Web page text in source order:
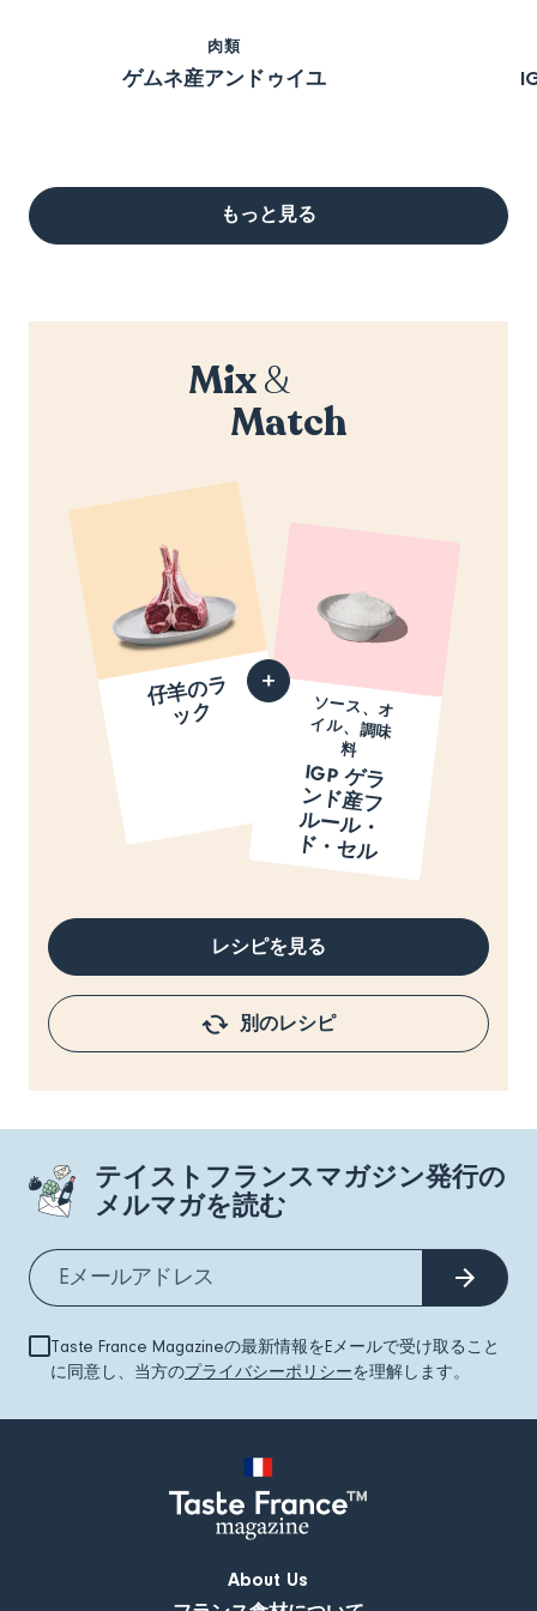
肉類
ゲムネ産アンドゥイユ
もっと見る
Mix&
Match
仔
羊
の
ラ
ッ
ク ソース、オ
イル、調味
料
IGP ゲ
ラ
ン
ド
産
フ
ル
ー
ル
・
ド
・
セ
ル
レシピを見る
別のレシピ
テイストフランスマガジン発行の
メルマガを読む
Taste France Magazineの最新情報をEメールで受け取ること
に同意し、当方のプライバシーポリシーを理解します。
About Us